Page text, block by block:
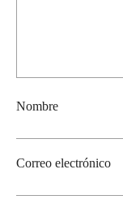
Nombre
Correo electrónico